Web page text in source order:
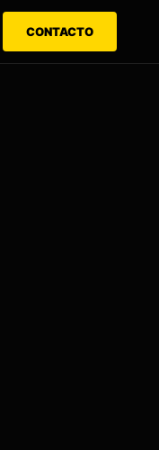
CONTACTO